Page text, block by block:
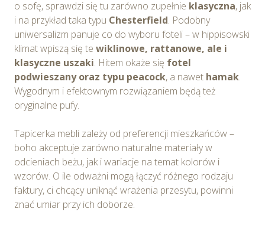
o sofę, sprawdzi się tu zarówno zupełnie klasyczna, jak
i na przykład taka typu Chesterfield. Podobny
uniwersalizm panuje co do wyboru foteli – w hippisowski
klimat wpiszą się te wiklinowe, rattanowe, ale i
klasyczne uszaki. Hitem okaże się fotel
podwieszany oraz typu peacock, a nawet hamak.
Wygodnym i efektownym rozwiązaniem będą też
oryginalne pufy.
Tapicerka mebli zależy od preferencji mieszkańców –
boho akceptuje zarówno naturalne materiały w
odcieniach beżu, jak i wariacje na temat kolorów i
wzorów. O ile odważni mogą łączyć różnego rodzaju
faktury, ci chcący uniknąć wrażenia przesytu, powinni
znać umiar przy ich doborze.